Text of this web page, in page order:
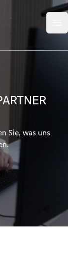
Sie, was uns